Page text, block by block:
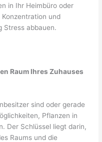
in Ihr Heimbüro oder
und
Stress abbauen.
Raum Ihres Zuhauses
sind oder gerade
Pflanzen in
Der Schlüssel liegt darin,
Raums und die